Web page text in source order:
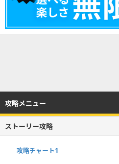
攻略メニュー
ストーリー攻略
攻略チャート1